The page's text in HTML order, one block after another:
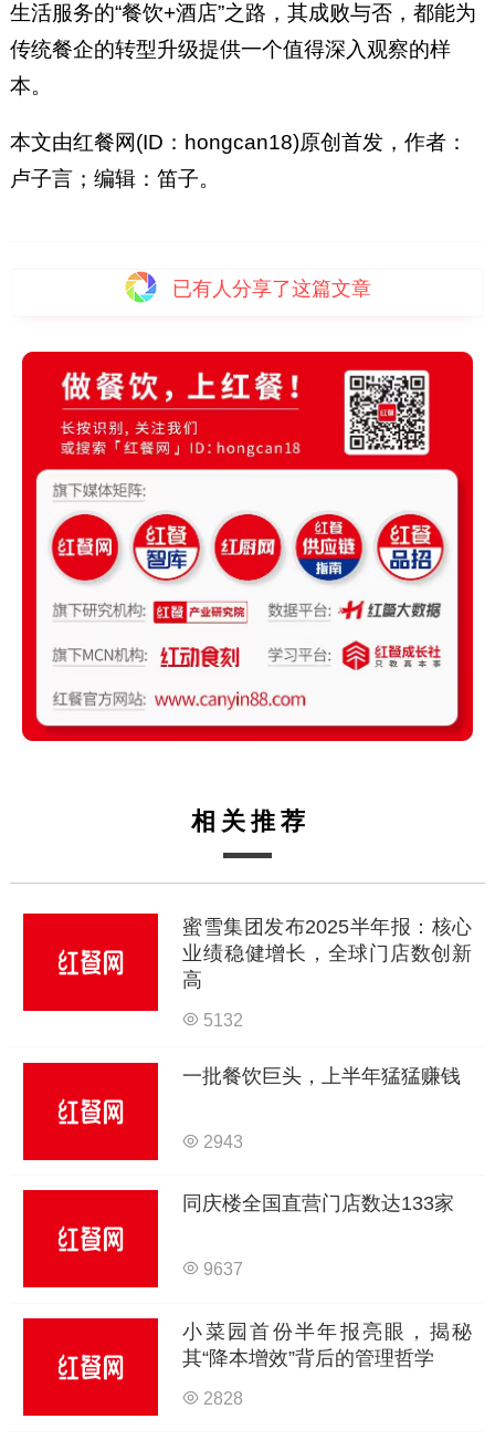
生活服务的“餐饮+酒店”之路，其成败与否，都能为
传统餐企的转型升级提供一个值得深入观察的样
本。
本文由红餐网(ID：hongcan18)原创首发，作者：
卢子言；编辑：笛子。
已有人分享了这篇文章
相关推荐
蜜雪集团发布2025半年报：核心
业绩稳健增长，全球门店数创新
高
5132
一批餐饮巨头，上半年猛猛赚钱
2943
同庆楼全国直营门店数达133家
9637
小菜园首份半年报亮眼，揭秘
其“降本增效”背后的管理哲学
2828